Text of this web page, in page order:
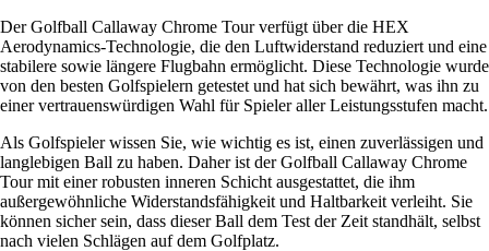
Der Golfball Callaway Chrome Tour verfügt über die HEX
Aerodynamics-Technologie, die den Luftwiderstand reduziert und eine
stabilere sowie längere Flugbahn ermöglicht. Diese Technologie wurde
von den besten Golfspielern getestet und hat sich bewährt, was ihn zu
einer vertrauenswürdigen Wahl für Spieler aller Leistungsstufen macht.
Als Golfspieler wissen Sie, wie wichtig es ist, einen zuverlässigen und
langlebigen Ball zu haben. Daher ist der Golfball Callaway Chrome
Tour mit einer robusten inneren Schicht ausgestattet, die ihm
außergewöhnliche Widerstandsfähigkeit und Haltbarkeit verleiht. Sie
können sicher sein, dass dieser Ball dem Test der Zeit standhält, selbst
nach vielen Schlägen auf dem Golfplatz.